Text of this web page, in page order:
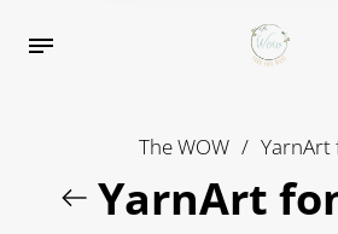
The WOW / YarnArt
YarnArt